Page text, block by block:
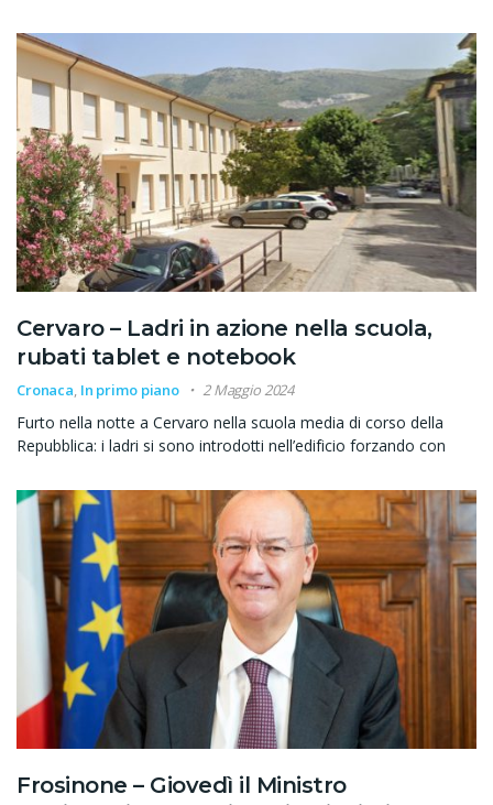
Cervaro – Ladri in azione nella scuola,
rubati tablet e notebook
Cronaca, In primo piano 2 Maggio 2024
Furto nella notte a Cervaro nella scuola media di corso della
Repubblica: i ladri si sono introdotti nell’edificio forzando con
Frosinone – Giovedì il Ministro